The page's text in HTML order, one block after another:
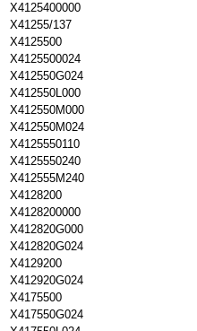
X4125400000
X41255/137
X4125500
X4125500024
X412550G024
X412550L000
X412550M000
X412550M024
X4125550110
X4125550240
X412555M240
X4128200
X4128200000
X412820G000
X412820G024
X4129200
X412920G024
X4175500
X417550G024